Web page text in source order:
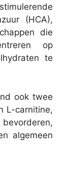
(HCA),
die
op
te
ook twee
L-carnitine,
algemeen